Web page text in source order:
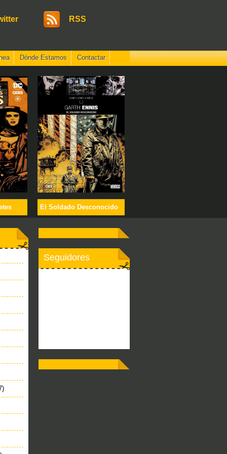
RSS
Dónde Estamos Contactar
El Soldado Desconocido
Seguidores